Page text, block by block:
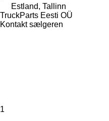
Estland, Tallinn
TruckParts Eesti OÜ
Kontakt sælgeren
1